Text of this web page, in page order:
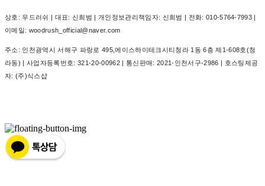
상호: 우드러쉬 | 대표: 신희범 | 개인정보관리책임자: 신희범 | 전화: 010-5764-7993 |
이메일: woodrush_official@naver.com
주소: 인천광역시 서해구 파랑로 495,에이스하이테크시티청라 1동 6층 제1-608호(청
라동) | 사업자등록번호: 321-20-00962| 통신판매: 2021-인천서구-2986 | 호스팅제공
자: (주)식스샵